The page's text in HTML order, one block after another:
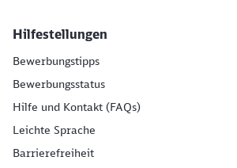
Hilfestellungen
Bewerbungstipps
Bewerbungsstatus
Hilfe und Kontakt (FAQs)
Leichte Sprache
Barrierefreiheit